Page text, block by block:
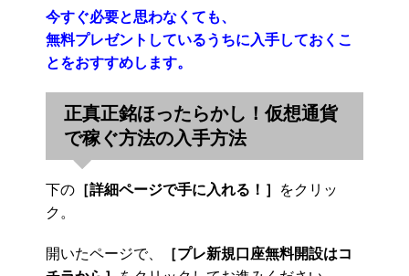
今すぐ必要と思わなくても、
無料プレゼントしているうちに入手しておくこ
とをおすすめします。
正真正銘ほったらかし！仮想通貨
で稼ぐ方法の入手方法
下の ［詳細ページで手に入れる！］
をクリッ
ク。
開いたページで、
［プレ新規口座無料開設はコ